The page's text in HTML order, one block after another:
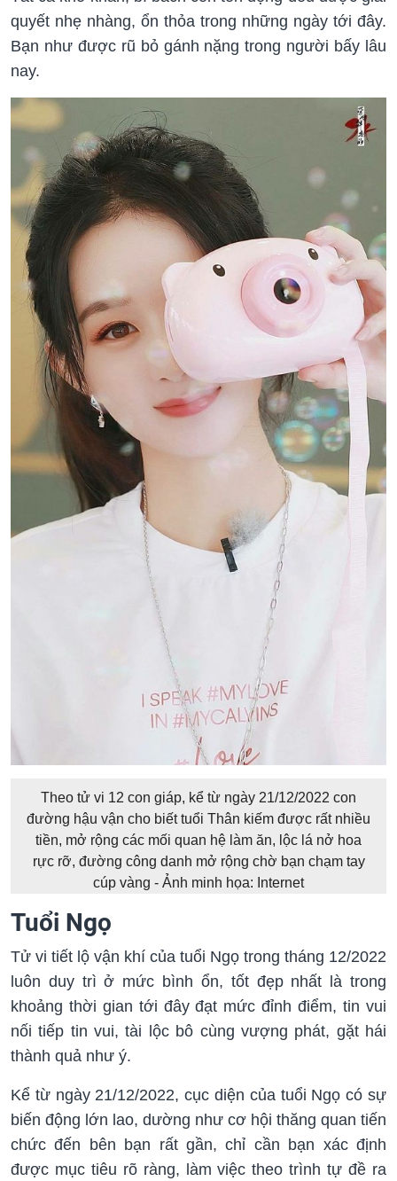
quyết nhẹ nhàng, ổn thỏa trong những ngày tới đây.
Bạn như được rũ bỏ gánh nặng trong người bấy lâu
nay.
Theo tử vi 12 con giáp, kể từ ngày 21/12/2022 con
đường hậu vận cho biết tuổi Thân kiếm được rất nhiều
tiền, mở rộng các mối quan hệ làm ăn, lộc lá nở hoa
rực rỡ, đường công danh mở rộng chờ bạn chạm tay
cúp vàng - Ảnh minh họa: Internet
Tuổi Ngọ
Tử vi tiết lộ vận khí của tuổi Ngọ trong tháng 12/2022
luôn duy trì ở mức bình ổn, tốt đẹp nhất là trong
khoảng thời gian tới đây đạt mức đỉnh điểm, tin vui
nối tiếp tin vui, tài lộc bô cùng vượng phát, gặt hái
thành quả như ý.
Kể từ ngày 21/12/2022, cục diện của tuổi Ngọ có sự
biến động lớn lao, dường như cơ hội thăng quan tiến
chức đến bên bạn rất gần, chỉ cần bạn xác định
được mục tiêu rõ ràng, làm việc theo trình tự đề ra